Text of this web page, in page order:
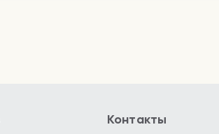
Контакты